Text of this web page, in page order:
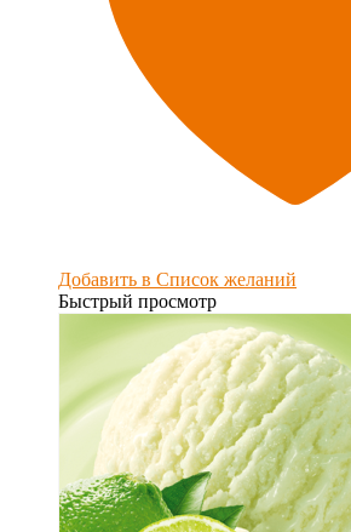
Добавить в Список желаний
Быстрый просмотр